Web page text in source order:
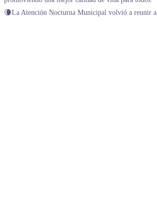
🌘La Atención Nocturna Municipal volvió a reunir a